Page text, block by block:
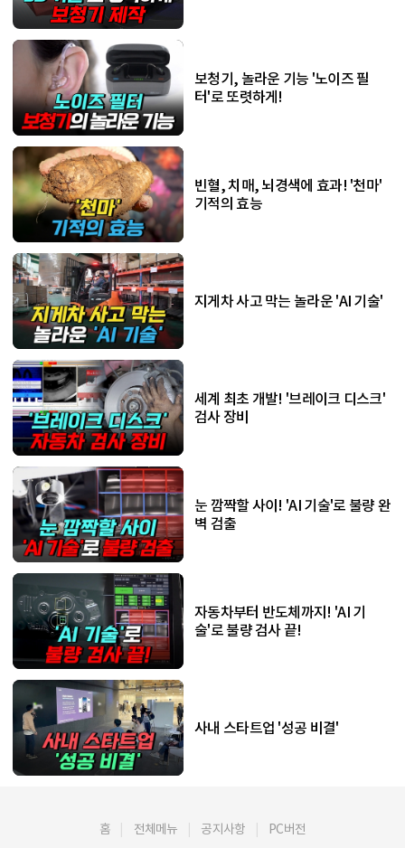
보청기, 놀라운 기능 '노이즈 필
터'로 또렷하게!
빈혈, 치매, 뇌경색에 효과! '천마'
기적의 효능
지게차 사고 막는 놀라운 'AI 기술'
세계 최초 개발! '브레이크 디스크'
검사 장비
눈 깜짝할 사이! 'AI 기술'로 불량 완
벽 검출
자동차부터 반도체까지! 'AI 기
술'로 불량 검사 끝!
사내 스타트업 '성공 비결'
홈 전체메뉴 공지사항 PC버전